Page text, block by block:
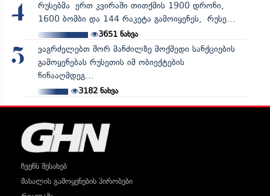
4
რუსებმა ერთ კვირაში თითქმის 1900 დრონი,
1600 ბომბი და 144 რაკეტა გამოიყენეს, რუსე...
3651ნახვა
5
ვაგრძელებთ შორ მანძილზე მოქმედი სანქციების
გამოყენებას რუსეთის იმ ობიექტების
წინააღმდეგ...
3182ნახვა
ჩვენს შესახებ
მასალის გამოყენების პირობები